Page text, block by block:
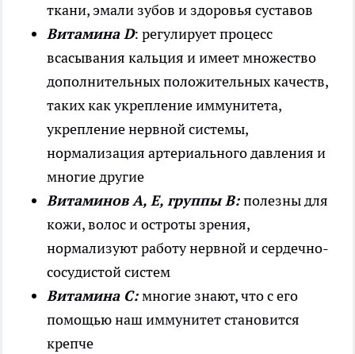
ткани, эмали зубов и здоровья суставов
ВитаминаD: регулирует процесс
всасывания кальция и имеет множество
дополнительных положительных качеств,
таких как укрепление иммунитета,
укрепление нервной системы,
нормализация артериального давления и
многие другие
Витаминов А, Е, группы В:полезны для
кожи, волос и остроты зрения,
нормализуют работу нервной и сердечно-
сосудистой систем
Витамина С:многие знают, что с его
помощью наш иммунитет становится
крепче